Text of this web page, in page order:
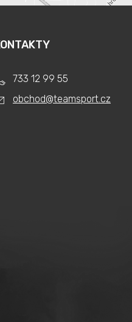
733 12 99 55
obchod@teamsport.cz